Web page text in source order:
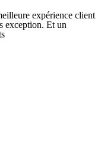
expérience client
exception. Et un